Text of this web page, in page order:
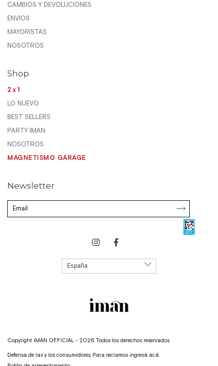
CAMBIOS Y DEVOLUCIONES
ENVIOS
MAYORISTAS
NOSOTROS
Shop
2x1
LO NUEVO
BEST SELLERS
PARTY IMAN
NOSOTROS
MAGNETISMO GARAGE
Newsletter
Copyright IMAN OFFICIAL - 2026. Todos los derechos reservados.
Defensa de las y los consumidores. Para reclamos ingresá acá.